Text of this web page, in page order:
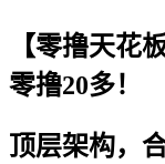
【零撸天花
零撸20多！
顶层架构，